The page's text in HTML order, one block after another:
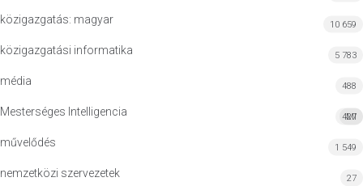
közigazgatás: magyar 10 659
közigazgatási informatika 5 783
média 488
Mesterséges Intelligencia MI
427
művelődés 1 549
nemzetközi szervezetek 27